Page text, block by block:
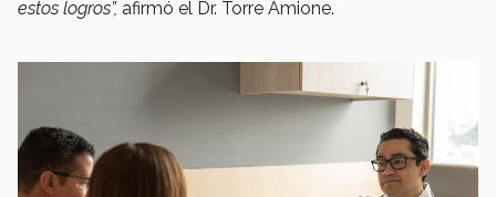
estos logros”, afirmó el Dr. Torre Amione.